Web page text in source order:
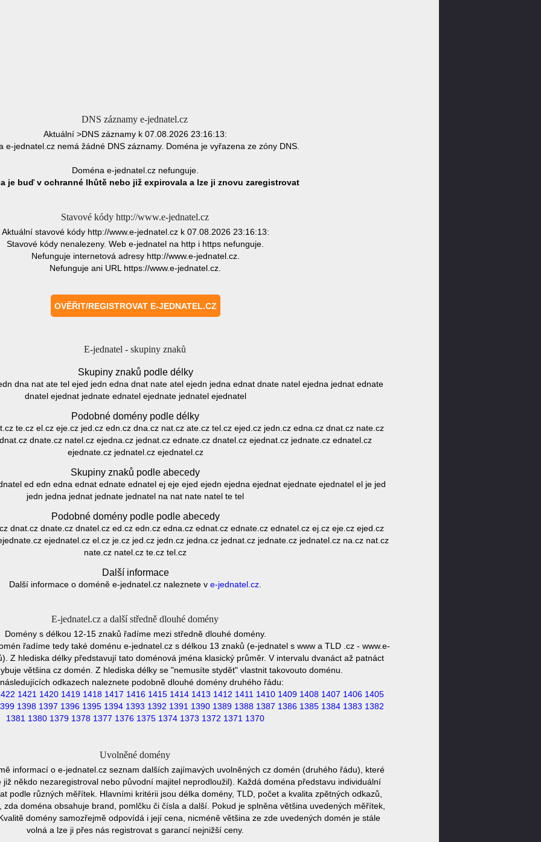
DNS záznamy e-jednatel.cz
Aktuální >DNS záznamy k 07.08.2026 23:16:13:
e-jednatel.cz nemá žádné DNS záznamy. Doména je vyřazena ze zóny DNS.
Doména e-jednatel.cz nefunguje.
je buď v ochranné lhůtě nebo již expirovala a lze ji znovu zaregistrovat
Stavové kódy http://www.e-jednatel.cz
Aktuální stavové kódy http://www.e-jednatel.cz k 07.08.2026 23:16:13:
Stavové kódy nenalezeny. Web e-jednatel na http i https nefunguje.
Nefunguje internetová adresy http://www.e-jednatel.cz.
Nefunguje ani URL https://www.e-jednatel.cz.
E-jednatel - skupiny znaků
Skupiny znaků podle délky
dna nat ate tel ejed jedn edna dnat nate atel ejedn jedna ednat dnate natel ejedna jednat ednate
dnatel ejednat jednate ednatel ejednate jednatel ejednatel
Podobné domény podle délky
te.cz el.cz eje.cz jed.cz edn.cz dna.cz nat.cz ate.cz tel.cz ejed.cz jedn.cz edna.cz dnat.cz nate.cz
dnate.cz natel.cz ejedna.cz jednat.cz ednate.cz dnatel.cz ejednat.cz jednate.cz ednatel.cz
ejednate.cz jednatel.cz ejednatel.cz
Skupiny znaků podle abecedy
ed edn edna ednat ednate ednatel ej eje ejed ejedn ejedna ejednat ejednate ejednatel el je jed
jedn jedna jednat jednate jednatel na nat nate natel te tel
Podobné domény podle podle abecedy
dnat.cz dnate.cz dnatel.cz ed.cz edn.cz edna.cz ednat.cz ednate.cz ednatel.cz ej.cz eje.cz ejed.cz
ejednatel.cz el.cz je.cz jed.cz jedn.cz jedna.cz jednat.cz jednate.cz jednatel.cz na.cz nat.cz
nate.cz natel.cz te.cz tel.cz
Další informace
Další informace o doméně e-jednatel.cz naleznete v e-jednatel.cz
E-jednatel.cz a další středně dlouhé domény
Domény s délkou 12-15 znaků řadíme mezi středně dlouhé domény.
řadíme tedy také doménu e-jednatel.cz s délkou 13 znaků (e-jednatel s www a TLD .cz - www.e-
Z hlediska délky představují tato doménová jména klasický průměr. V intervalu dvanáct až patnáct
většina cz domén. Z hlediska délky se "nemusíte stydět" vlastnit takovouto doménu.
odkazech naleznete podobně dlouhé domény druhého řádu:
1421 1420 1419 1418 1417 1416 1415 1414 1413 1412 1411 1410 1409 1408 1407 1406 1405
1398 1397 1396 1395 1394 1393 1392 1391 1390 1389 1388 1387 1386 1385 1384 1383 1382
1381 1380 1379 1378 1377 1376 1375 1374 1373 1372 1371 1370
Uvolněné domény
informací o e-jednatel.cz seznam dalších zajímavých uvolněných cz domén (druhého řádu), které
již někdo nezaregistroval nebo původní majitel neprodloužil). Každá doména představu individuální
podle různých měřítek. Hlavními kritérii jsou délka domény, TLD, počet a kvalita zpětných odkazů,
zda doména obsahuje brand, pomlčku či čísla a další. Pokud je splněna většina uvedených měřítek,
domény samozřejmě odpovídá i její cena, nicméně většina ze zde uvedených domén je stále
volná a lze ji přes nás registrovat s garancí nejnižší ceny.